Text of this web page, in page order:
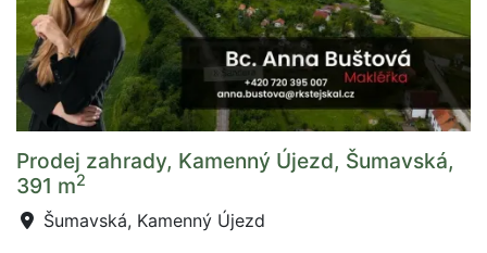
Prodej zahrady, Kamenný Újezd, Šumavská,
391 m2
Šumavská, Kamenný Újezd